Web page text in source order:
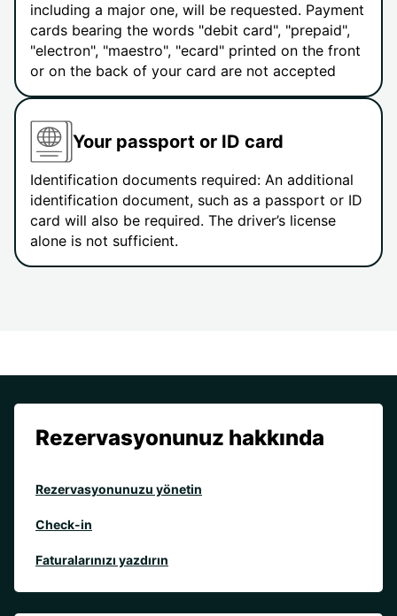
including a major one, will be requested. Payment
cards bearing the words "debit card", "prepaid",
"electron", "maestro", "ecard" printed on the front
or on the back of your card are not accepted
Your passport or ID card
Identification documents required: An additional
identification document, such as a passport or ID
card will also be required. The driver’s license
alone is not sufficient.
Rezervasyonunuz hakkında
Rezervasyonunuzu yönetin
Check-in
Faturalarınızı yazdırın